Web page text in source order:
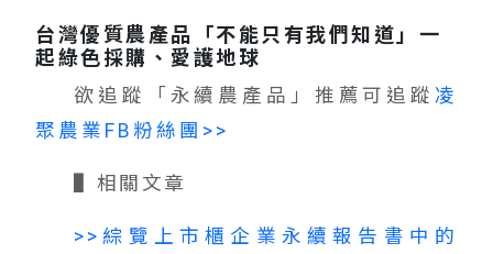
台灣優質農產品「不能只有我們知道」一
起綠色採購、愛護地球
欲追蹤「永續農產品」推薦可追蹤 凌
聚農業FB粉絲團>>
▌相關文章
>>綜覽上市櫃企業永續報告書中的